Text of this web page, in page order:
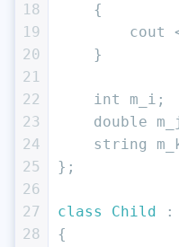
18
19
20
21
22
23
24
25
26
27
28
{
cout
    }
int
m_i;
double
string
};
class Child :
{